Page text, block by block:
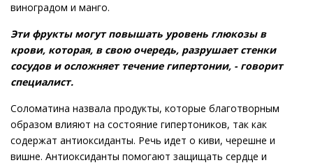
виноградом и манго.
Эти фрукты могут повышать уровень глюкозы в
крови, которая, в свою очередь, разрушает стенки
сосудов и осложняет течение гипертонии, - говорит
специалист.
Соломатина назвала продукты, которые благотворным
образом влияют на состояние гипертоников, так как
содержат антиоксиданты. Речь идет о киви, черешне и
вишне. Антиоксиданты помогают защищать сердце и